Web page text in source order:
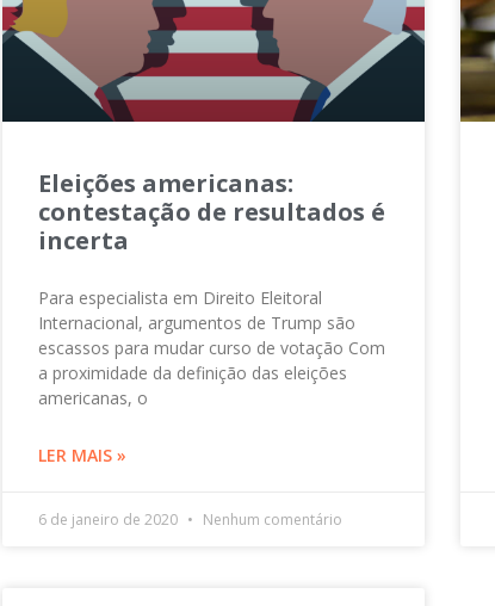
Eleições americanas:
contestação de resultados é
incerta
Para especialista em Direito Eleitoral
Internacional, argumentos de Trump são
escassos para mudar curso de votação Com
a proximidade da definição das eleições
americanas, o
LER MAIS »
6 de janeiro de 2020 Nenhum comentário